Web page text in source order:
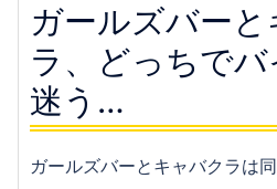
験者が教えます！
ガールズバー・キャバク
店の選び方
ガールズバーでバイトし
事内容とは？
ガールズバーで稼ぐコツ
ガールズバーと
ラ、どっちで
迷う…
ガールズバーとキャバクラは